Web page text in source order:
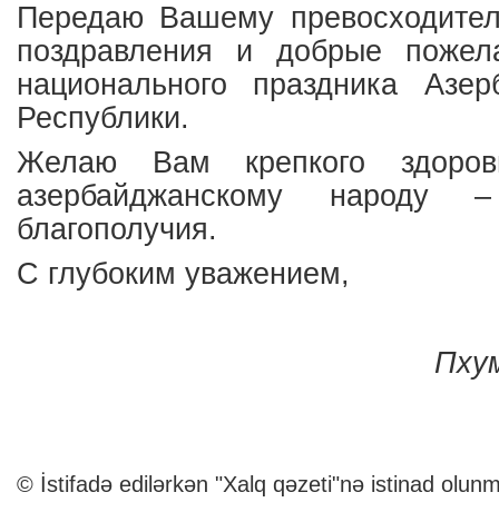
Передаю Вашему
поздравления и добрые
национального праздника
Республики.
Желаю Вам крепкого
азербайджанскому народу
благополучия.
С глубоким уважением,
© İstifadə edilərkən "Xalq qəzeti"nə istinad